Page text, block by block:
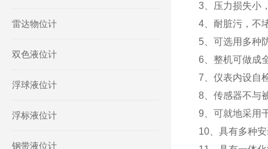
雷达物位计
双色液位计
浮球液位计
浮标液位计
钢带液位计
3、压力损失小
4、耐脏污，不
5、可选用多种
6、整机可做成
7、仪表内设自
8、传感器不与
9、可就地采用
10、具有多种